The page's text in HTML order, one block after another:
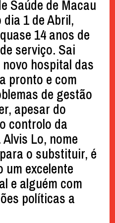
Saúde de Macau
1 de Abril,
14 anos de
serviço. Sai
hospital das
pronto e com
de gestão
apesar do
controlo da
Lo, nome
o substituir, é
um excelente
e alguém com
políticas a